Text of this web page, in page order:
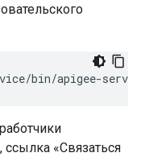
bin/apigee-
ссылка «Связаться